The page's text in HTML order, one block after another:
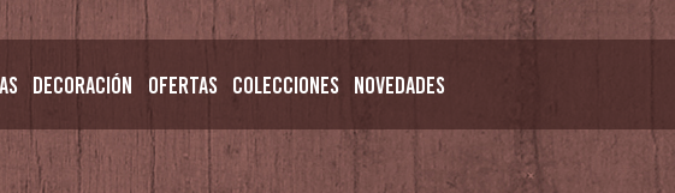
Decoración Ofertas Colecciones Novedades